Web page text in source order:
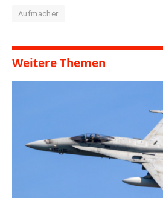
Aufmacher
Weitere Themen